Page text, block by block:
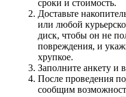
сроки и стоимость.
Доставьте
или любой
диск, чтобы он не
повреждения, и
хрупкое.
Заполните анкету и
После проведения
сообщим